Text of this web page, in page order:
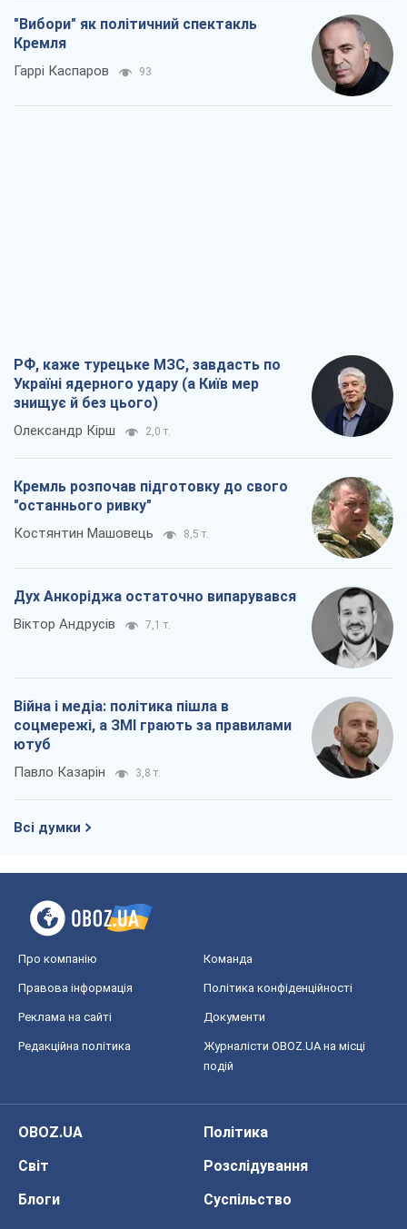
"Вибори" як політичний спектакль
Кремля
Гаррі Каспаров 93
РФ, каже турецьке МЗС, завдасть по
Україні ядерного удару (а Київ мер
знищує й без цього)
Олександр Кірш 2,0 т.
Кремль розпочав підготовку до свого
"останнього ривку"
Костянтин Машовець 8,5 т.
Дух Анкоріджа остаточно випарувався
Віктор Андрусів 7,1 т.
Війна і медіа: політика пішла в
соцмережі, а ЗМІ грають за правилами
ютуб
Павло Казарін 3,8 т.
Всі думки
Про компанію Команда
Правова інформація Політика конфіденційності
Реклама на сайті Документи
Редакційна політика
Журналісти OBOZ.UA на місці
подій
OBOZ.UA
Політика
Світ
Розслідування
Блоги
Суспільство